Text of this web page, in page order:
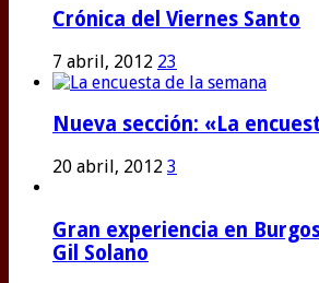
Crónica del Viernes Santo
7 abril, 2012 23
Nueva sección: «La
20 abril, 2012 3
Gran experiencia en
Gil Solano